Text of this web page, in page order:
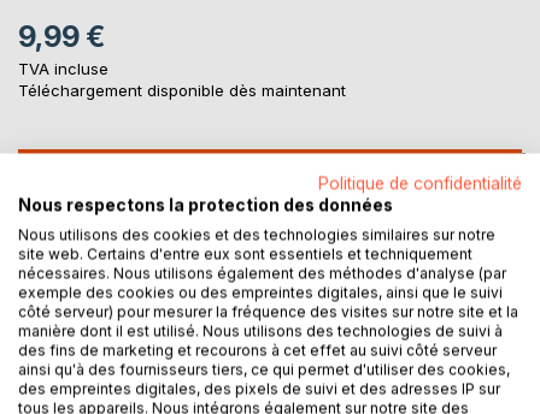
9,99 €
TVA incluse
Téléchargement disponible dès maintenant
AJOUTER AU PANIER
Ajouter à ma liste d'envies
Laisser un avis
Politique de confidentialité
Nous respectons la protection des données
Nous utilisons des cookies et des technologies similaires sur notre
site web. Certains d'entre eux sont essentiels et techniquement
nécessaires. Nous utilisons également des méthodes d'analyse (par
exemple des cookies ou des empreintes digitales, ainsi que le suivi
côté serveur) pour mesurer la fréquence des visites sur notre site et la
manière dont il est utilisé. Nous utilisons des technologies de suivi à
des fins de marketing et recourons à cet effet au suivi côté serveur
ainsi qu'à des fournisseurs tiers, ce qui permet d'utiliser des cookies,
des empreintes digitales, des pixels de suivi et des adresses IP sur
tous les appareils. Nous intégrons également sur notre site des